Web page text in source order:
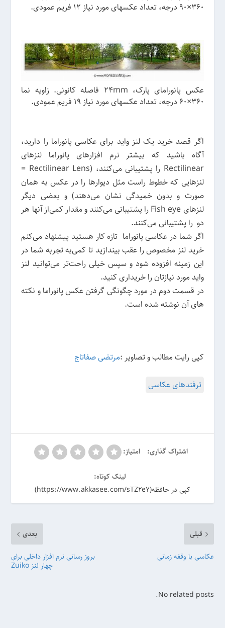
360×90 درجه، تعداد عکسهای مورد نیاز 12 فریم عمودی.
عکس پانورامای پارک، 24mm فاصله کانونی. زاویه نما
360×60 درجه، تعداد عکسهای مورد نیاز 19 فریم عمودی.
اگر قصد خرید یک لنز واید برای عکاسی پانوراما را دارید،
آگاه باشید که بیشتر نرم افزارهای پانوراما لنزهای
Rectilinear را پشتیبانی می‌کنند، (Rectilinear Lens =
لنزهایی که خطوط راست مثل دیوارها را در عکس به همان
صورت و بدون خمیدگی نشان می‌دهند) و بعضی دیگر
لنزهای Fish eye را پشتیبانی می‌کنند و مقدار کمی‌از آنها هر
دو را پشتیبانی می‌کنند.
اگر شما در عکاسی پانوراما تازه کار هستید پیشنهاد می‌کنم
خرید لنز مخصوص را عقب بیندازید تا کمی‌به تجربه شما در
این زمینه افزوده شود و سپس خیلی راحت‌تر می‌توانید لنز
واید مورد نیازتان را خریداری کنید.
در قسمت دوم در مورد چگونگی گرفتن عکس پانوراما و نکته
های آن نوشته شده است.
کپی رایت مطالب و تصاویر :مرتضی صفاتاج
ترفندهای عکاسی
اشتراک گذاری: امتیاز:
لینک کوتاه:
کپی در حافظه(https://www.akkasee.com/sTZ2eY)
قبلی
عکاسی با وقفه زمانی
بعدی
بروز رسانی نرم افزار داخلی برای
چهار لنز Zuiko
No related posts.